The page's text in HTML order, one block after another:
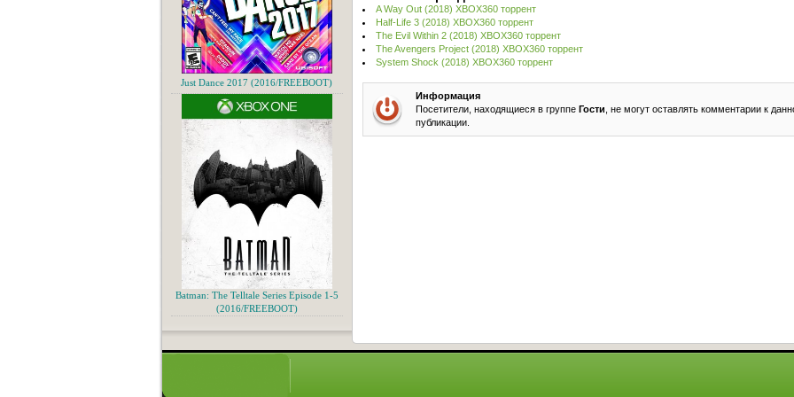
A Way Out (2018) XBOX360 торрент
Half-Life 3 (2018) XBOX360 торрент
The Evil Within 2 (2018) XBOX360 торрент
The Avengers Project (2018) XBOX360 торрент
System Shock (2018) XBOX360 торрент
Информация
Посетители, находящиеся в группе Гости , не могут оставлять комментарии к
публикации.
Just Dance 2017 (2016/FREEBOOT)
Batman: The Telltale Series Episode 1-5
(2016/FREEBOOT)